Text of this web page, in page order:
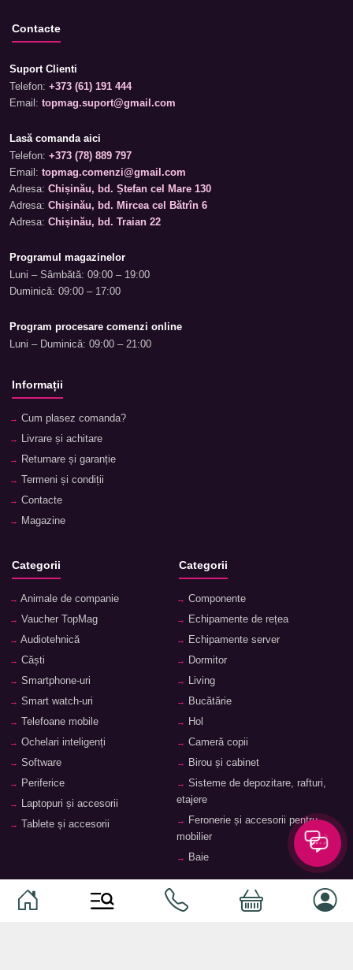
Contacte
Suport Clienti
Telefon: +373 (61) 191 444
Email: topmag.suport@gmail.com
Lasă comanda aici
Telefon: +373 (78) 889 797
Email: topmag.comenzi@gmail.com
Adresa: Chișinău, bd. Ștefan cel Mare 130
Adresa: Chișinău, bd. Mircea cel Bătrîn 6
Adresa: Chișinău, bd. Traian 22
Programul magazinelor
Luni – Sâmbătă: 09:00 – 19:00
Duminică: 09:00 – 17:00
Program procesare comenzi online
Luni – Duminică: 09:00 – 21:00
Informații
Cum plasez comanda?
Livrare și achitare
Returnare și garanție
Termeni și condiții
Contacte
Magazine
Categorii
Animale de companie
Vaucher TopMag
Audiotehnică
Căști
Smartphone-uri
Smart watch-uri
Telefoane mobile
Ochelari inteligenți
Software
Periferice
Laptopuri și accesorii
Tablete și accesorii
Categorii
Componente
Echipamente de rețea
Echipamente server
Dormitor
Living
Bucătărie
Hol
Cameră copii
Birou și cabinet
Sisteme de depozitare, rafturi,
etajere
Feronerie și accesorii pentru
mobilier
Baie